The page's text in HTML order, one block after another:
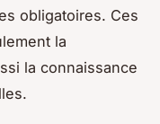
obligatoires. Ces
la
la connaissance